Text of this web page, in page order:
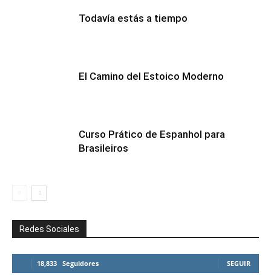
Todavía estás a tiempo
El Camino del Estoico Moderno
Curso Prático de Espanhol para
Brasileiros
Redes Sociales
18,833 Seguidores SEGUIR